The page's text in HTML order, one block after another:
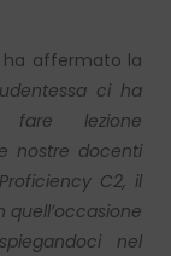
ha affermato la
ci ha
lezione
nostre docenti
C2, il
quell’occasione
nel